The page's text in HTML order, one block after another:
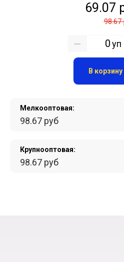
Мелкооптовая:
98.67 руб
Крупнооптовая:
98.67 руб
69.07
98.67
уп
В корзину